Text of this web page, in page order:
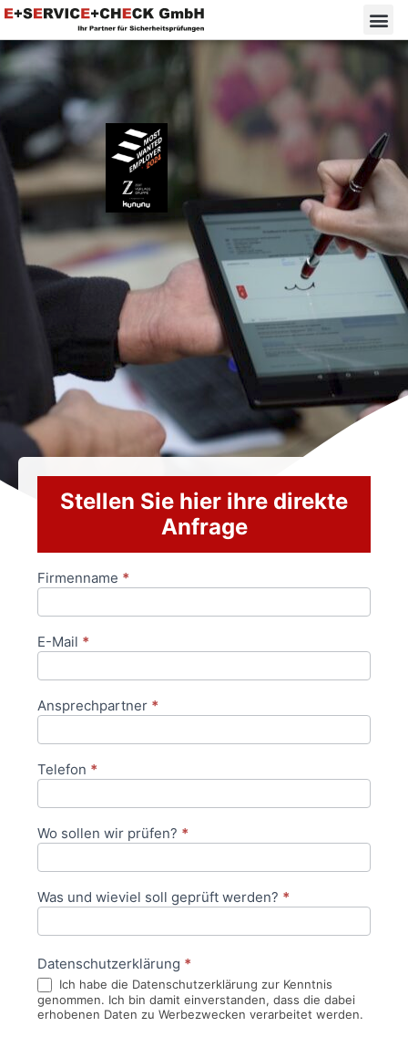
Stellen Sie hier ihre direkte
Anfrage
Anfrageformular
Firmenname *
E-Mail *
Ansprechpartner *
Telefon *
Wo sollen wir prüfen? *
Was und wieviel soll geprüft werden? *
Datenschutzerklärung *
Ich habe die Datenschutzerklärung zur Kenntnis
genommen. Ich bin damit einverstanden, dass die dabei
erhobenen Daten zu Werbezwecken verarbeitet werden.